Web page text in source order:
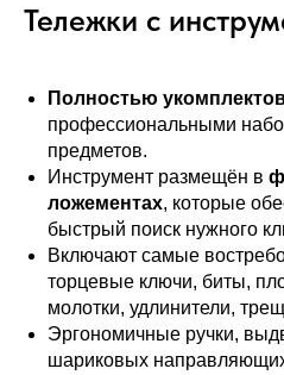
Тележки с
Полностью
профессиональными
предметов.
Инструмент размещён в
ложементах, которые
быстрый поиск нужного
Включают самые
торцевые ключи, биты,
молотки, удлинители,
Эргономичные ручки,
шариковых